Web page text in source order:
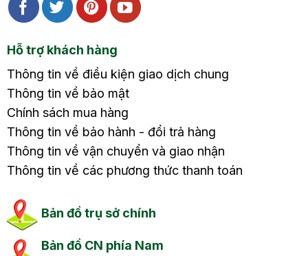
Hỗ trợ khách hàng
Thông tin về điều kiện giao dịch chung
Thông tin về bảo mật
Chính sách mua hàng
Thông tin về bảo hành - đổi trả hàng
Thông tin về vận chuyển và giao nhận
Thông tin về các phương thức thanh toán
Bản đồ trụ sở chính
Bản đồ CN phía Nam